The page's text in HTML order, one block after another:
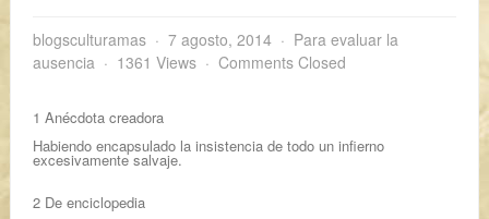
blogsculturamas 7 agosto, 2014
Para evaluar la
ausencia
1361 Views Comments Closed
1 Anécdota creadora
Habiendo encapsulado la insistencia de todo un infierno
excesivamente salvaje.
2 De enciclopedia